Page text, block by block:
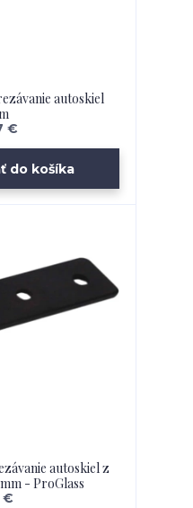
autoskiel
€
do košíka
autoskiel z
- ProGlass
€